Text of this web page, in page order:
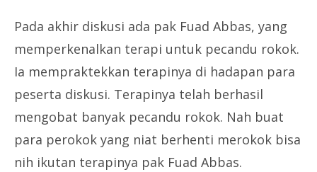
Pada akhir diskusi ada pak Fuad Abbas, yang
memperkenalkan terapi untuk pecandu rokok.
Ia mempraktekkan terapinya di hadapan para
peserta diskusi. Terapinya telah berhasil
mengobat banyak pecandu rokok. Nah buat
para perokok yang niat berhenti merokok bisa
nih ikutan terapinya pak Fuad Abbas.